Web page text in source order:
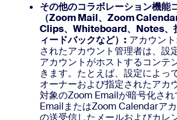
その他のコラボレーション機能
（Zoom Mail、Zoom
Clips、Whiteboard、Notes、
ィードバックなど）: アカウン
されたアカウント管理者は、設
アカウントがホストするコンテ
きます。たとえば、設定によっ
オーナーおよび指定されたアカ
対象のZoom Emailが暗号化さ
EmailまたはZoom Calendarア
の送受信したメールおよびカレ